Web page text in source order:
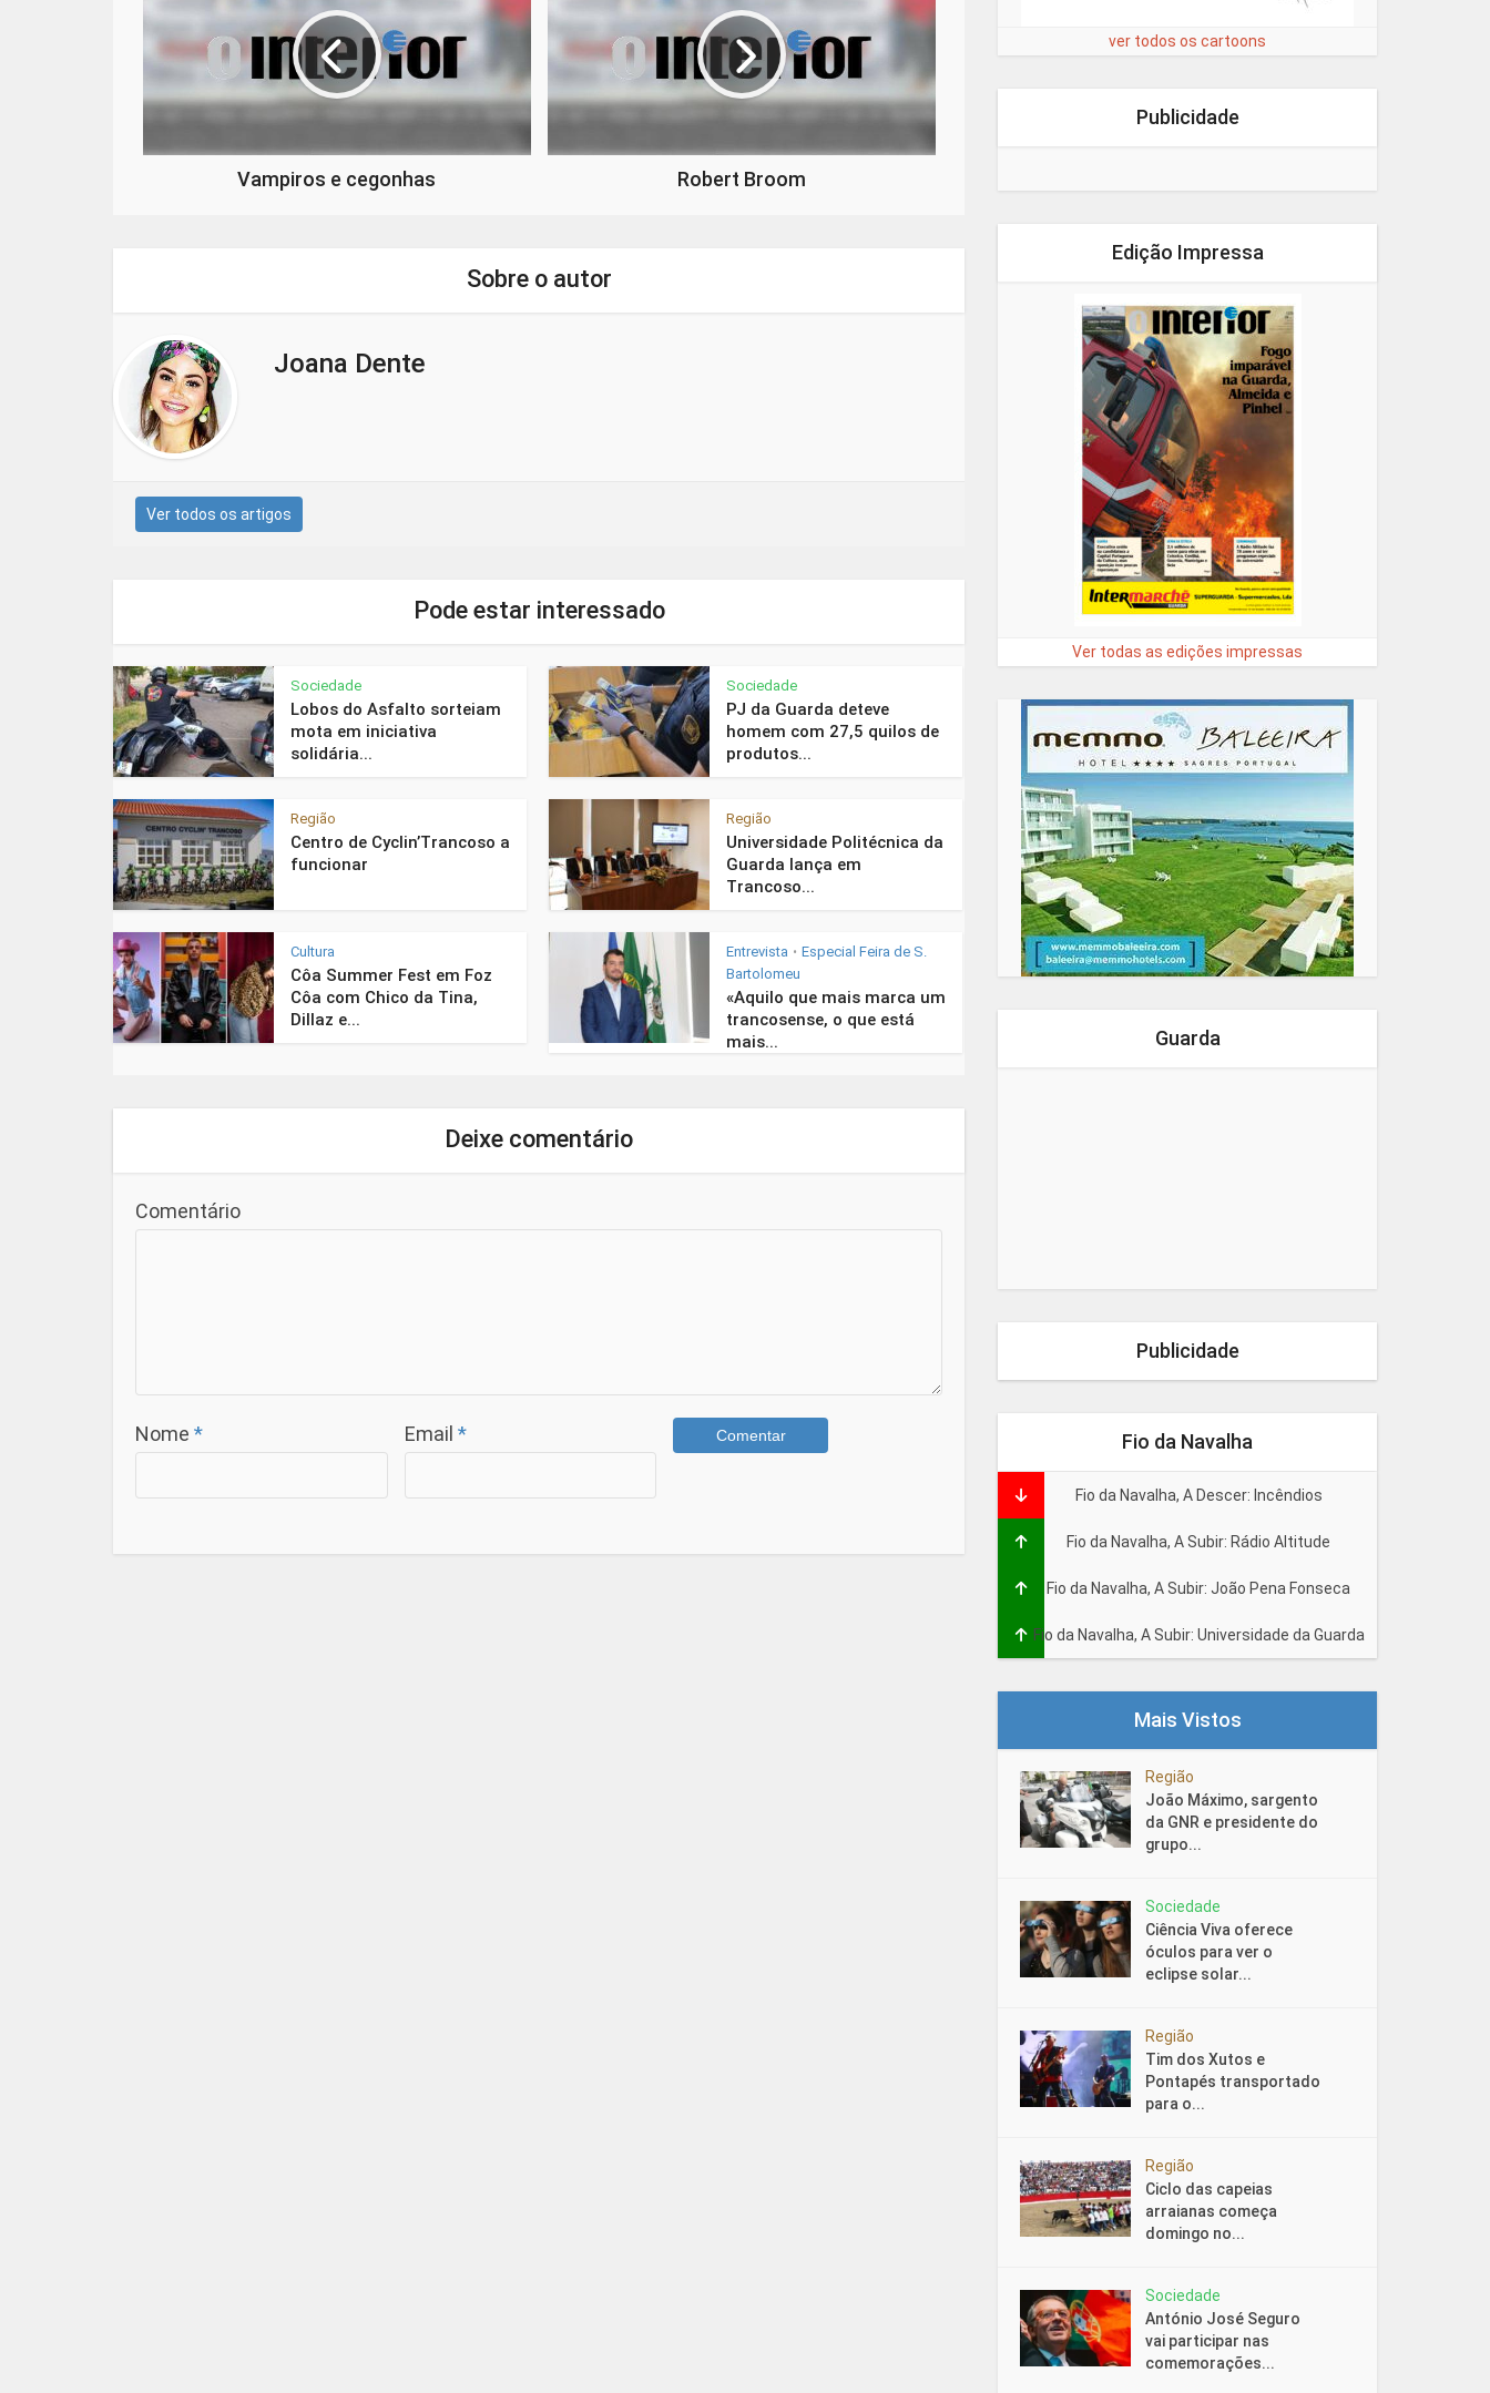
Vampiros e cegonhas Robert Broom
Sobre o autor
Joana Dente
Ver todos os artigos
Pode estar interessado
Sociedade
Lobos do Asfalto sorteiam
mota em iniciativa
solidária...
Sociedade
PJ da Guarda deteve
homem com 27,5 quilos de
produtos...
Região
Centro de Cyclin’Trancoso a
funcionar
Região
Universidade Politécnica da
Guarda lança em
Trancoso...
Cultura
Côa Summer Fest em Foz
Côa com Chico da Tina,
Dillaz e...
Entrevista • Especial Feira de S.
Bartolomeu
«Aquilo que mais marca um
trancosense, o que está
mais...
Deixe comentário
Comentário
Nome * Email *
ver todos os cartoons
Publicidade
Edição Impressa
Ver todas as edições impressas
Guarda
Publicidade
Fio da Navalha
Fio da Navalha, A Descer: Incêndios
Fio da Navalha, A Subir: Rádio Altitude
Fio da Navalha, A Subir: João Pena Fonseca
Fio da Navalha, A Subir: Universidade da Guarda
Mais Vistos
Região
João Máximo, sargento
da GNR e presidente do
grupo...
Sociedade
Ciência Viva oferece
óculos para ver o
eclipse solar...
Região
Tim dos Xutos e
Pontapés transportado
para o...
Região
Ciclo das capeias
arraianas começa
domingo no...
Sociedade
António José Seguro
vai participar nas
comemorações...